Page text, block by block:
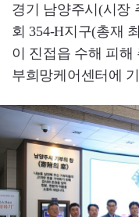
경기 남양주시(시장
회 354-H지구(총재
이 진접읍 수해 피
부희망케어센터에